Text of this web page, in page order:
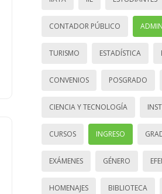
CONTADOR PÚBLICO
TURISMO ESTADÍSTICA
CONVENIOS POSGRADO
CIENCIA Y TECNOLOGÍA
CURSOS INGRESO
EXÁMENES GÉNERO
HOMENAJES BIBLIOTECA